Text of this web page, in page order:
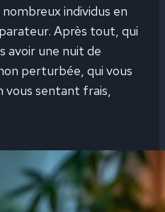
nombreux individus en
Après tout, qui
avoir une nuit de
perturbée, qui vous
vous sentant frais,